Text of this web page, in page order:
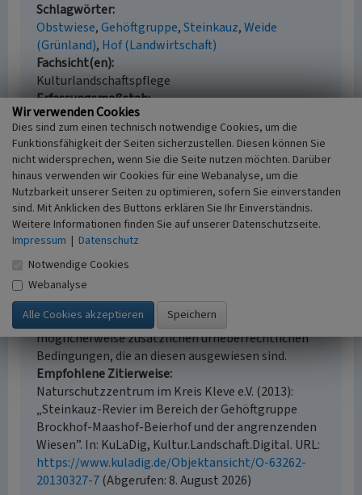
Schlagwörter
Obstwiese Gehöftgruppe Steinkauz Weide
(Grünland) Hof (Landwirtschaft)
Fachsicht(en)
Kulturlandschaftspflege
Erfassungsmaßstab
i.d.R. 1:5.000 (größer als 1:20.000)
Erfassungsmethode
Geländebegehung/-kartierung
Historischer Zeitraum
Beginn 2011
Empfohlene Zitierweise
Urheberrechtlicher Hinweis
Der hier präsentierte Inhalt ist urheberrechtlich
geschützt. Die angezeigten Medien unterliegen
möglicherweise zusätzlichen urheberrechtlichen
Bedingungen, die an diesen ausgewiesen sind.
Empfohlene Zitierweise
Naturschutzzentrum im Kreis Kleve e.V. (2013):
„Steinkauz-Revier im Bereich der Gehöftgruppe
Brockhof-Maashof-Beierhof und der angrenzenden
Wiesen”. In: KuLaDig, Kultur.Landschaft.Digital. URL:
https://www.kuladig.de/Objektansicht/O-63262-
20130327-7(Abgerufen: 8. August 2026)
Wir verwenden Cookies
Dies sind zum einen technisch notwendige Cookies, um die
Funktionsfähigkeit der Seiten sicherzustellen. Diesen können Sie
nicht widersprechen, wenn Sie die Seite nutzen möchten. Darüber
hinaus verwenden wir Cookies für eine Webanalyse, um die
Nutzbarkeit unserer Seiten zu optimieren, sofern Sie einverstanden
sind. Mit Anklicken des Buttons erklären Sie Ihr Einverständnis.
Weitere Informationen finden Sie auf unserer Datenschutzseite.
Impressum | Datenschutz
Notwendige Cookies
Webanalyse